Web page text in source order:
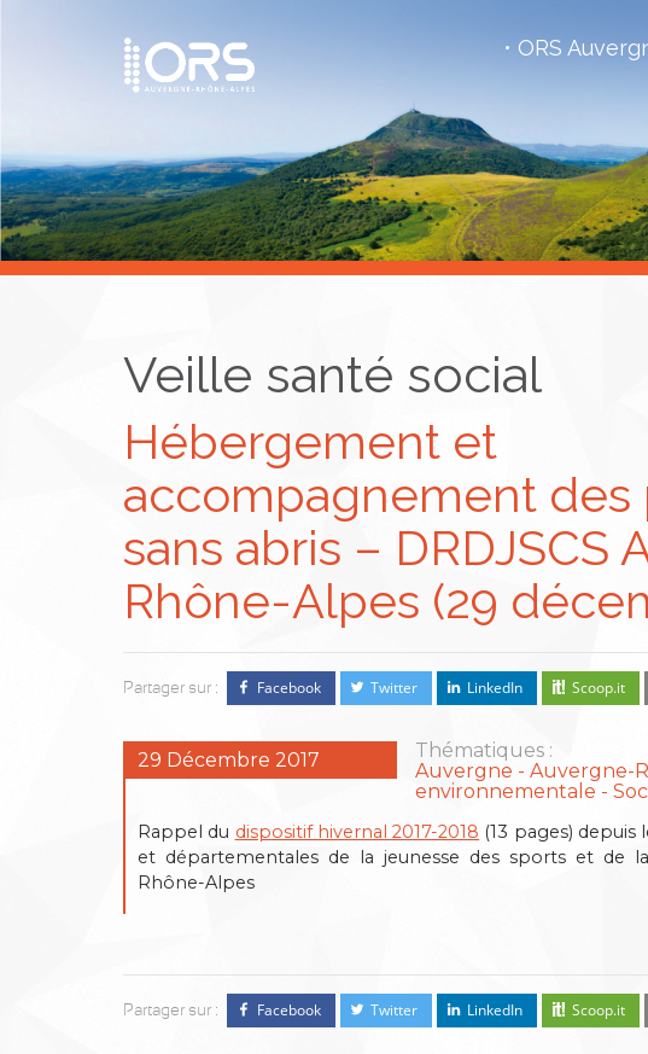
ORS
Veille santé social
Hébergement et
accompagnement des
sans abris – DRDJSCS
Rhône-Alpes (29
Partager sur : Facebook Twitter LinkedIn Scoop.it
29 Décembre 2017
Thématiques :
Auvergne
Auvergne-
environnementale
Rappel du dispositif hivernal 2017-2018 (13 pages) depuis
et départementales de la jeunesse des sports et de
Rhône-Alpes
Partager sur : Facebook Twitter LinkedIn Scoop.it